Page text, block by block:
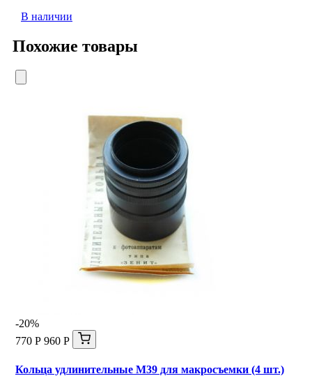
В наличии
Похожие товары
-20%
770 Р 960 Р
Кольца удлинительные М39 для макросъемки (4 шт.)